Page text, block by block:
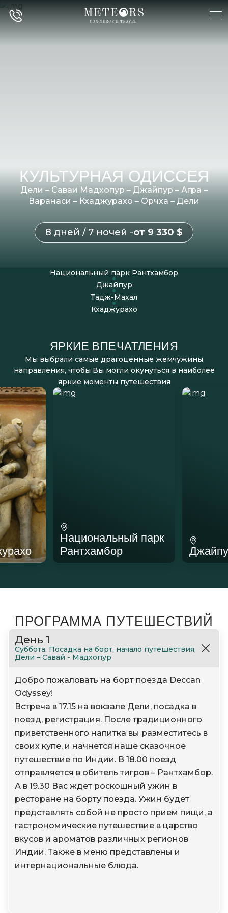
КУЛЬТУРНАЯ ОДИССЕЯ
Дели – Саваи Мадхопур – Джайпур – Агра –
Варанаси – Кхаджурахо – Орчха – Дели
8 дней / 7 ночей -от 9 330 $
Национальный парк Рантхамбор
Джайпур
Тадж-Махал
Кхаджурахо
ЯРКИЕ ВПЕЧАТЛЕНИЯ
Мы выбрали самые драгоценные жемчужины
направления, чтобы Вы могли окунуться в наиболее
яркие моменты путешествия
Национальный парк
Рантхамбор
ПРОГРАММА ПУТЕШЕСТВИЙ
День 1
Суббота. Посадка на борт, начало путешествия,
Дели – Савай - Мадхопур
Добро пожаловать на борт поезда Deccan
Odyssey!
Встреча в 17.15 на вокзале Дели, посадка в
поезд, регистрация. После традиционного
приветственного напитка вы разместитесь в
своих купе, и начнется наше сказочное
путешествие по Индии. В 18.00 поезд
отправляется в обитель тигров – Рантхамбор.
А в 19.30 Вас ждет роскошный ужин в
ресторане на борту поезда. Ужин будет
представлять собой не просто прием пищи, а
гастрономические путешествие в царство
вкусов и ароматов различных регионов
Индии. Также в меню представлены и
интернациональные блюда.